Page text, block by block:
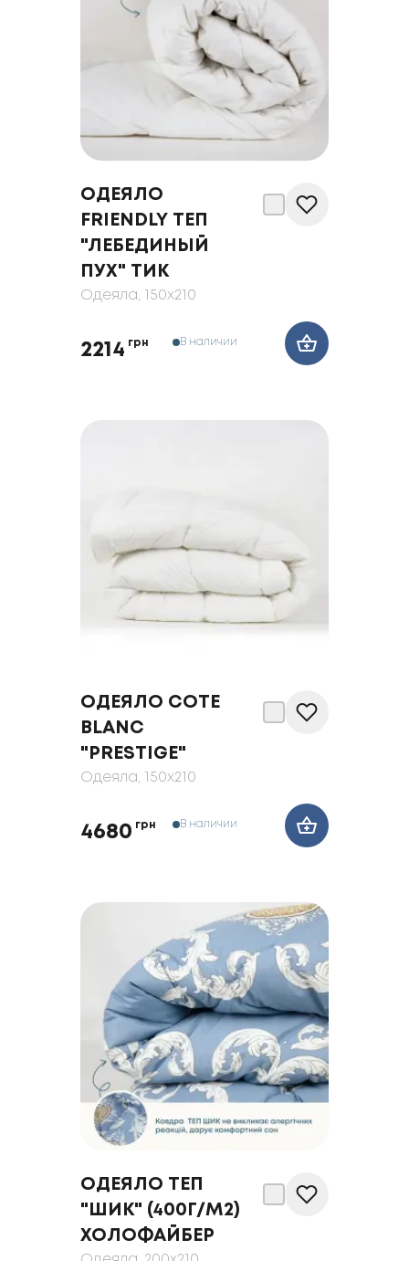
ОДЕЯЛО
FRIENDLY ТЕП
"ЛЕБЕДИНЫЙ
ПУХ" ТИК
Одеяла, 150x210
2214 грн В наличии
ОДЕЯЛО COTE
BLANC
"PRESTIGE"
Одеяла, 150x210
4680 грн В наличии
ОДЕЯЛО ТЕП
"ШИК" (400Г/М2)
ХОЛОФАЙБЕР